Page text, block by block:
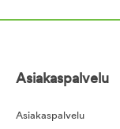
Asiakaspalvelu
Asiakaspalvelu